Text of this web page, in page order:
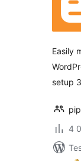
Easily
setup
4